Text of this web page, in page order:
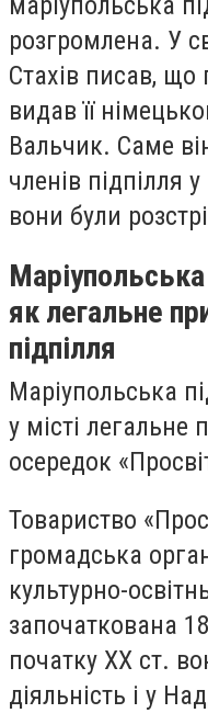
розгромлена. У
Стахів писав,
видав її
Вальчик. Саме
членів підпілля
вони були
як легальне
підпілля
Маріупольська
у місті легальне
осередок
Товариство
громадська
культурно-
започаткована
початку ХХ ст.
діяльність і у